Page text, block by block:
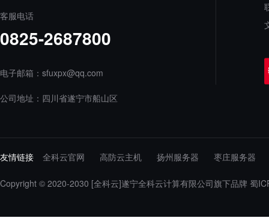
客服电话
0825-2687800
电子邮箱：sfuxpx@qq.com
公司地址：四川省遂宁市船山区
友情链接 全科云官网 高防云主机 扬州服务器 枣庄服务器
Copyright © 2020-2030 [全科云]遂宁全科云计算有限公司旗下品牌 蜀